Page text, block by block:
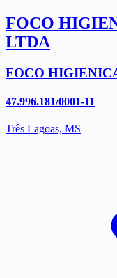
FOCO
LTDA
FOCO
47.996.181/0001-11
Três Lagoas, MS